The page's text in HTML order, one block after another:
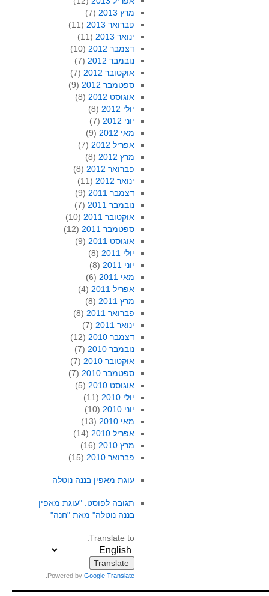
מרץ 2013
(7)
פברואר 2013
(11)
ינואר 2013
(11)
דצמבר 2012
(10)
נובמבר 2012
(7)
אוקטובר 2012
(7)
ספטמבר 2012
(9)
אוגוסט 2012
(8)
יולי 2012
(8)
יוני 2012
(7)
מאי 2012
(9)
אפריל 2012
(7)
מרץ 2012
(8)
פברואר 2012
(8)
ינואר 2012
(11)
דצמבר 2011
(9)
נובמבר 2011
(7)
אוקטובר 2011
(10)
ספטמבר 2011
(12)
אוגוסט 2011
(9)
יולי 2011
(8)
יוני 2011
(8)
מאי 2011
(6)
אפריל 2011
(4)
מרץ 2011
(8)
פברואר 2011
(8)
ינואר 2011
(7)
דצמבר 2010
(12)
נובמבר 2010
(7)
אוקטובר 2010
(7)
ספטמבר 2010
(7)
אוגוסט 2010
(5)
יולי 2010
(11)
יוני 2010
(10)
מאי 2010
(13)
אפריל 2010
(14)
מרץ 2010
(16)
פברואר 2010
(15)
עוגת מאפין בננה נוטלה
תגובה לפוסט: "עוגת מאפין
בננה נוטלה" מאת "חנה"
Translate to:
Powered byGoogle Translate